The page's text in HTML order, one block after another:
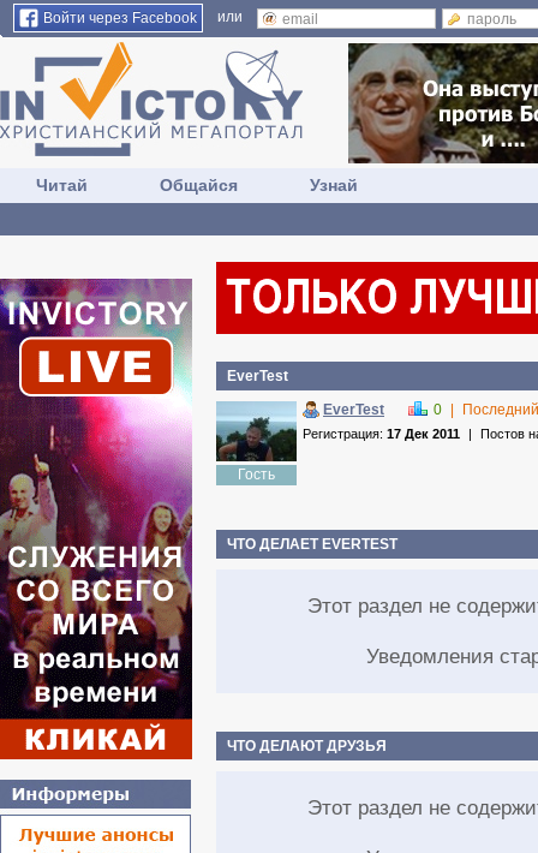
Войти через Facebook или
Читай Общайся Узнай
EverTest
Гость
EverTest 0
Регистрация: 17 Дек 2011 | Постов
ЧТО ДЕЛАЕТ EVERTEST
Этот раздел не
Уведомления
ЧТО ДЕЛАЮТ ДРУЗЬЯ
Этот раздел не